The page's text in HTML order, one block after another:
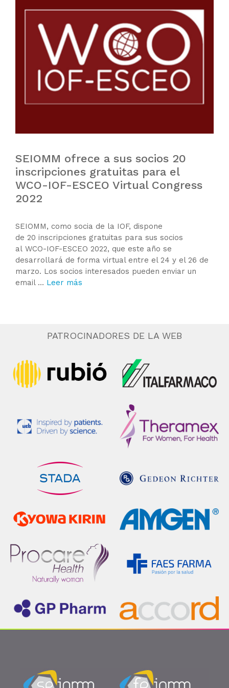
SEIOMM ofrece a sus socios 20
inscripciones gratuitas para el
WCO-IOF-ESCEO Virtual Congress
2022
SEIOMM, como socia de la IOF, dispone
de 20 inscripciones gratuitas para sus socios
al WCO-IOF-ESCEO 2022, que este año se
desarrollará de forma virtual entre el 24 y el 26 de
marzo. Los socios interesados pueden enviar un
email … Leer más
PATROCINADORES DE LA WEB